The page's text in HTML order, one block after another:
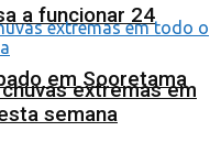
a funcionar 24
em Sooretama
extremas em
semana